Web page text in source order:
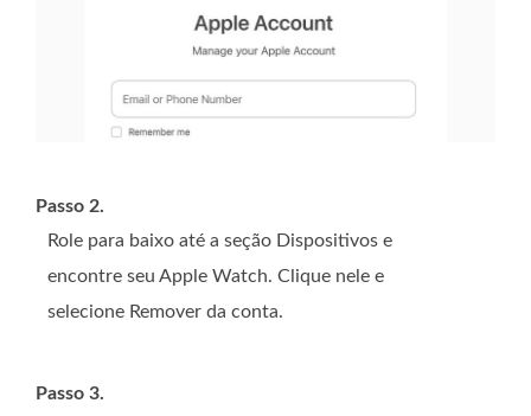
Passo 2.
Role para baixo até a seção Dispositivos e
encontre seu Apple Watch. Clique nele e
selecione Remover da conta.
Passo 3.